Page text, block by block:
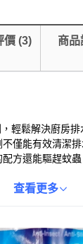
價 (3) 商品
輕鬆解決廚房排
僅能有效清潔
方還能驅趕蚊蟲
心。查看更多